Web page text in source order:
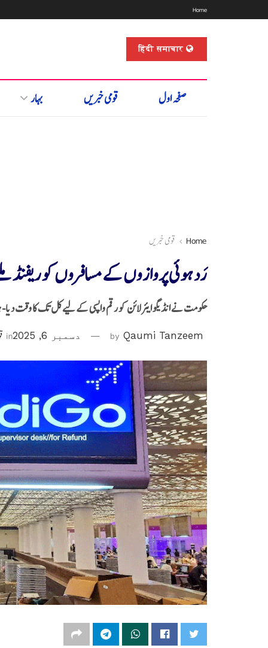
Home
हिंदी समाचार
صفحہ اول قومی خبریں بہار
Home قومی خبریں
رَد ہوئی پروازوں کے مسافروں کو ریفنڈ
حکومت نے انڈیگو ایئرلائن کو رقم واپسی کے لیے کل تک کا وقت
by Qaumi Tanzeem دسمبر 6, 2025 in